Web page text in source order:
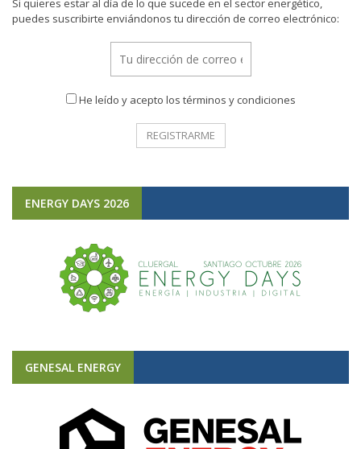
Si quieres estar al día de lo que sucede en el sector energético,
puedes suscribirte enviándonos tu dirección de correo electrónico:
He leído y acepto los términos y condiciones
ENERGY DAYS 2026
GENESAL ENERGY